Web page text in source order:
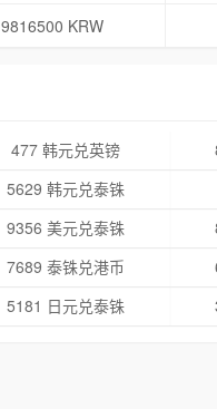
9816500 KRW
477 韩元兑英镑
5629 韩元兑泰铢
9356 美元兑泰铢
7689 泰铢兑港币
5181 日元兑泰铢